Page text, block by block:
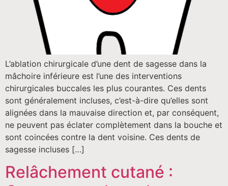
L’ablation chirurgicale d’une dent de sagesse dans la
mâchoire inférieure est l’une des interventions
chirurgicales buccales les plus courantes. Ces dents
sont généralement incluses, c’est-à-dire qu’elles sont
alignées dans la mauvaise direction et, par conséquent,
ne peuvent pas éclater complètement dans la bouche et
sont coincées contre la dent voisine. Ces dents de
sagesse incluses […]
Relâchement cutané :